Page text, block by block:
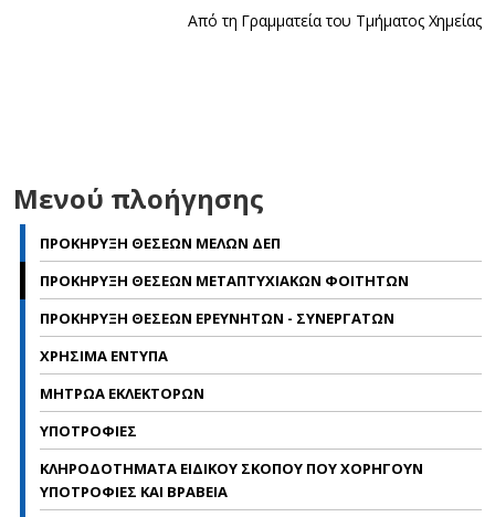
Από τη Γραμματεία του Τμήματος Χημείας
Μενού πλοήγησης
ΠΡΟΚΗΡΥΞΗ ΘΕΣΕΩΝ ΜΕΛΩΝ ΔΕΠ
ΠΡΟΚΗΡΥΞΗ ΘΕΣΕΩΝ ΜΕΤΑΠΤΥΧΙΑΚΩΝ ΦΟΙΤΗΤΩΝ
ΠΡΟΚΗΡΥΞΗ ΘΕΣΕΩΝ ΕΡΕΥΝΗΤΩΝ - ΣΥΝΕΡΓΑΤΩΝ
ΧΡΗΣΙΜΑ ΕΝΤΥΠΑ
ΜΗΤΡΩΑ ΕΚΛΕΚΤΟΡΩΝ
ΥΠΟΤΡΟΦΙΕΣ
ΚΛΗΡΟΔΟΤΗΜΑΤΑ ΕΙΔΙΚΟΥ ΣΚΟΠΟΥ ΠΟΥ ΧΟΡΗΓΟΥΝ
ΥΠΟΤΡΟΦΙΕΣ ΚΑΙ ΒΡΑΒΕΙΑ